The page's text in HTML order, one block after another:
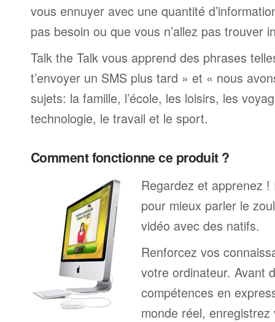
vous ennuyer avec une quantité
pas besoin ou que vous n’allez pas trouver
Talk the Talk vous apprend des phrases
t’envoyer un SMS plus tard » et « nous
sujets: la famille, l’école, les loisirs, les
technologie, le travail et le sport.
Comment fonctionne ce produit ?
Regardez et apprenez
pour mieux parler le
vidéo avec des natifs.
Renforcez vos
votre ordinateur. Avant
compétences en
monde réel,